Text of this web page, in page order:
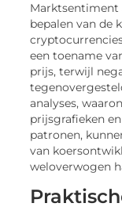
Marktsentiment
bepalen van de
een toename
prijs, terwijl
analyses,
prijsgrafieken
patronen,
van
weloverwogen